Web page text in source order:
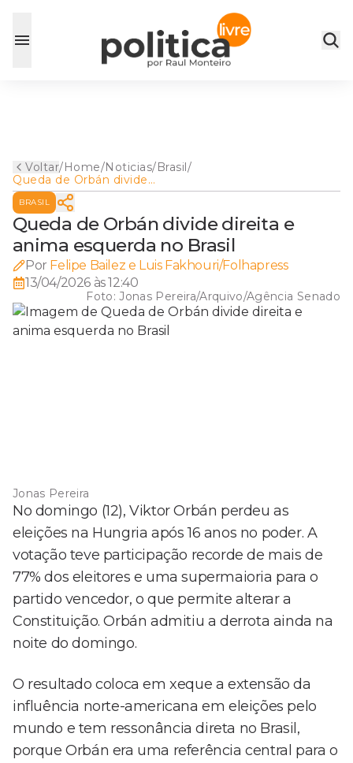
Voltar/Home/Noticias/Brasil/
Queda de Orbán divide
direita e anima esquerda no
Brasil
BRASIL
Queda de Orbán divide direita e
anima esquerda no Brasil
Por Felipe Bailez e Luis Fakhouri/Folhapress
13/04/2026 às 12:40
Foto:Jonas Pereira/Arquivo/Agência Senado
Jonas Pereira
No domingo (12), Viktor Orbán perdeu as
eleições na Hungria após 16 anos no poder. A
votação teve participação recorde de mais de
77% dos eleitores e uma supermaioria para o
partido vencedor, o que permite alterar a
Constituição. Orbán admitiu a derrota ainda na
noite do domingo.
O resultado coloca em xeque a extensão da
influência norte-americana em eleições pelo
mundo e tem ressonância direta no Brasil,
porque Orbán era uma referência central para o